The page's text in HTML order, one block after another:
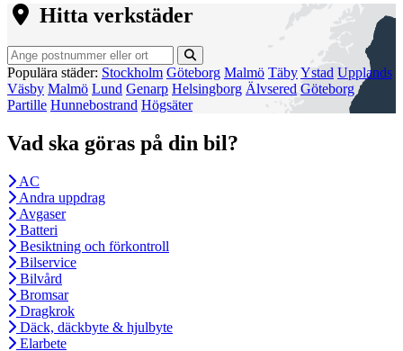
Hitta verkstäder
Populära städer: Stockholm Göteborg Malmö TäbyYstad Upplands
Väsby Malmö Lund Genarp Helsingborg Älvsered Göteborg
Partille Hunnebostrand Högsäter
Vad ska göras på din bil?
AC
Andra uppdrag
Avgaser
Batteri
Besiktning och förkontroll
Bilservice
Bilvård
Bromsar
Dragkrok
Däck, däckbyte & hjulbyte
Elarbete